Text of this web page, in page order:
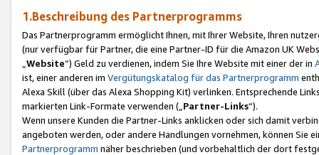
1.Beschreibung des Partnerprogramms
Das Partnerprogramm ermöglicht Ihnen, mit Ihrer Website, Ihren
(nur verfügbar für Partner, die eine Partner-ID für die Amazon UK
Website“) Geld zu verdienen, indem Sie Ihre Website mit einer der in
ist, einer anderen im Vergütungskatalog für das Partnerprogramm
Alexa Skill (über das Alexa Shopping Kit) verlinken. Entsprechende
markierten Link-Formate verwenden („ Partner-Links“).
Wenn unsere Kunden die Partner-Links anklicken oder sich damit
angeboten werden, oder andere Handlungen vornehmen, können Sie
Partnerprogramm näher beschrieben (und vorbehaltlich der dort